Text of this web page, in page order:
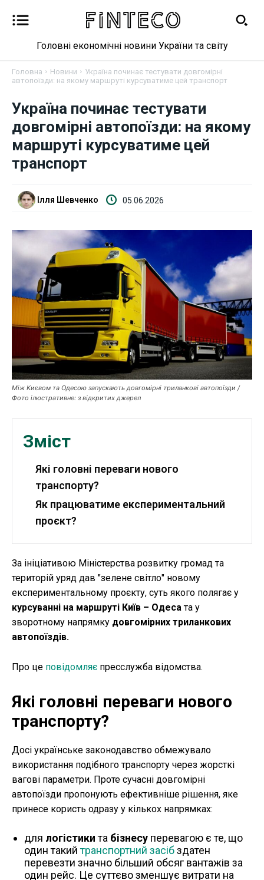
Новини
Бізнес
Фінанси
Валютний ринок
Криптовалюта
Робота і освіта
Публікації
ФОП
Курс валют
Ми в соц. мережах
Головні економічні новини України та світу
Головна Новини
Україна починає тестувати довгомірні
автопоїзди: на якому маршруті курсуватиме цей транспорт
Україна починає тестувати
довгомірні автопоїзди: на якому
маршруті курсуватиме цей
транспорт
Ілля Шевченко 05.06.2026
Між Києвом та Одесою запускають довгомірні триланкові автопоїзди /
Фото ілюстративне: з відкритих джерел
Зміст
Які головні переваги нового
транспорту?
Як працюватиме експериментальний
проєкт?
За ініціативою Міністерства розвитку громад та
територій уряд дав "зелене світло" новому
експериментальному проєкту, суть якого полягає у
курсуванні на маршруті Київ – Одеса та у
зворотному напрямку довгомірних триланкових
автопоїздів.
Про це повідомляє пресслужба відомства.
Які головні переваги нового
транспорту?
Досі українське законодавство обмежувало
використання подібного транспорту через жорсткі
вагові параметри. Проте сучасні довгомірні
автопоїзди пропонують ефективніше рішення, яке
принесе користь одразу у кількох напрямках:
для логістикита бізнесу перевагою є те, що
один такийтранспортний засібздатен
перевезти значно більший обсяг вантажів за
один рейс. Це суттєво зменшує витрати на